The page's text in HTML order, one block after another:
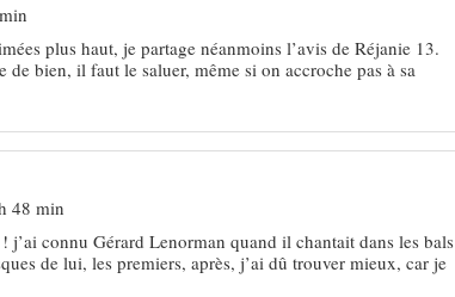
plus haut, je partage néanmoins l’avis de Réjanie 13.
bien, il faut le saluer, même si on accroche pas à sa
48 min
j’ai connu Gérard Lenorman quand il chantait dans les bals
de lui, les premiers, après, j’ai dû trouver mieux, car je